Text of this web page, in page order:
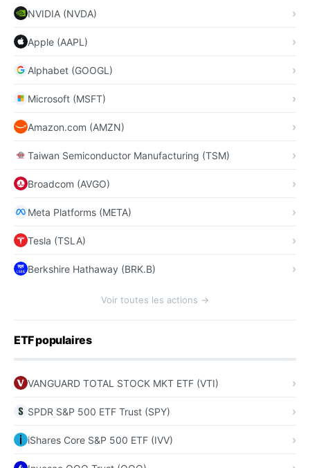
NVIDIA (NVDA)
Apple (AAPL)
Alphabet (GOOGL)
Microsoft (MSFT)
Amazon.com (AMZN)
Taiwan Semiconductor Manufacturing (TSM)
Broadcom (AVGO)
Meta Platforms (META)
Tesla (TSLA)
Berkshire Hathaway (BRK.B)
Voir toutes les actions →
ETF populaires
VANGUARD TOTAL STOCK MKT ETF (VTI)
SPDR S&P 500 ETF Trust (SPY)
iShares Core S&P 500 ETF (IVV)